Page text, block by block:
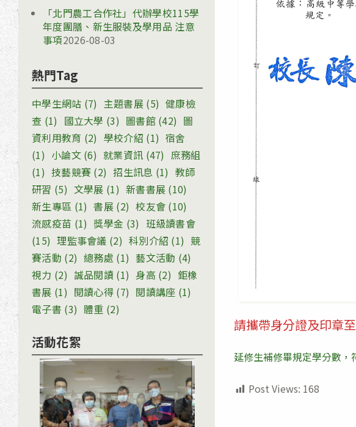
請攜帶身分證及印章
延修生補修畢規定學分數
Post Views: 168
「北門農工合作社」代辦學校115學
年度團膳、新生服裝及學用品 注意
事項2026-08-03
熱門Tag
中學生網站 (7) 主題書展(5) 健康檢
查 (1) 國立大學 (3) 圖書館(42) 圖
資利用教育 (2) 學校介紹 (1) 宿舍
(1) 小論文(6) 就業資訊 (47) 庶務組
(1) 技藝競賽 (2) 招生訊息 (1) 教師
研習 (5) 文學展 (1) 新書書展 (10)
新生專區 (1) 書展 (2) 校友會 (10)
流感疫苗 (1) 獎學金 (3) 班級讀書會
(15) 理監事會議 (2) 科別介紹 (1) 競
賽活動 (2) 總務處 (1) 藝文活動 (4)
視力 (2) 誠品閱讀 (1) 身高 (2) 鉅橡
書展 (1) 閱讀心得 (7) 閱讀講座 (1)
電子書 (3) 體重 (2)
活動花絮